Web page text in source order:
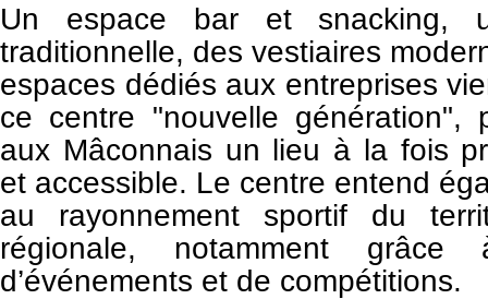
Un espace bar et snacking,
traditionnelle, des vestiaires
espaces dédiés aux entreprises
ce centre "nouvelle génération",
aux Mâconnais un lieu à la fois
et accessible. Le centre entend
au rayonnement sportif du
régionale, notamment grâce
d’événements et de compétitions.